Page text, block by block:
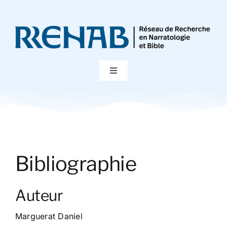
contenu
Toggle
Publications
Bibliographie
Bibliographie
Auteur
Marguerat Daniel